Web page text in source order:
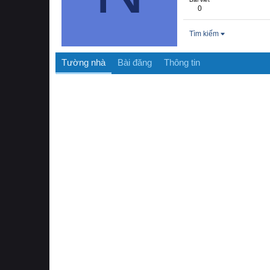
0
Tìm kiếm
Tường nhà Bài đăng Thông tin